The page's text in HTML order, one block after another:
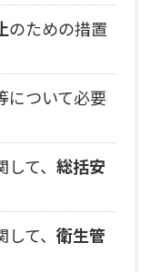
のための措置
について必要
て、 総括安
て、 衛生管